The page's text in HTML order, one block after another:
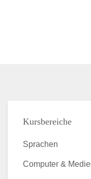
Kursbereiche
Sprachen
Computer &